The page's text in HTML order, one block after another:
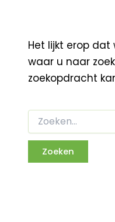
Het lijkt erop dat
waar u naar
zoekopdracht